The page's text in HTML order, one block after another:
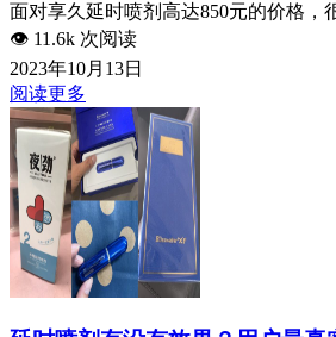
面对享久延时喷剂高达850元的价格
👁️ 11.6k 次阅读
2023年10月13日
阅读更多